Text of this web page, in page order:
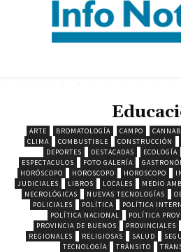
ARTE BROMATOLOGÍA CAMPO
CLIMA
COMBUSTIBLE CONSTRUCCIÓN
DEPORTES
DESTACADAS ECOLOGÍA
ESPECTACULOS
FOTO GALERÍA
HORÓSCOPO
HOROSCOPO HOROSCOPO
JUDICIALES
LIBROS LOCALES MEDIO
NECROLÓGICAS
NUEVAS TECNOLOGÍAS
POLICIALES
POLÍTICA POLÍTICA
POLÍTICA NACIONAL
POLÍTICA
PROVINCIA DE BUENOS
PROVINCIALES
REGIONALES
RELIGIOSAS SALUD
TECNOLOGÍA
TRÁNSITO